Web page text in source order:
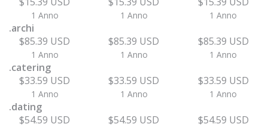
1 Anno 1 Anno 1 Anno
.archi
$85.39 USD
1 Anno
$85.39 USD
1 Anno
$85.39 USD
1 Anno
.catering
$33.59 USD
1 Anno
$33.59 USD
1 Anno
$33.59 USD
1 Anno
.dating
$54.59 USD
$54.59 USD $54.59 USD